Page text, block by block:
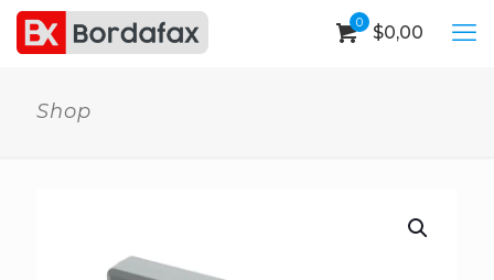
0 $0,00
Shop